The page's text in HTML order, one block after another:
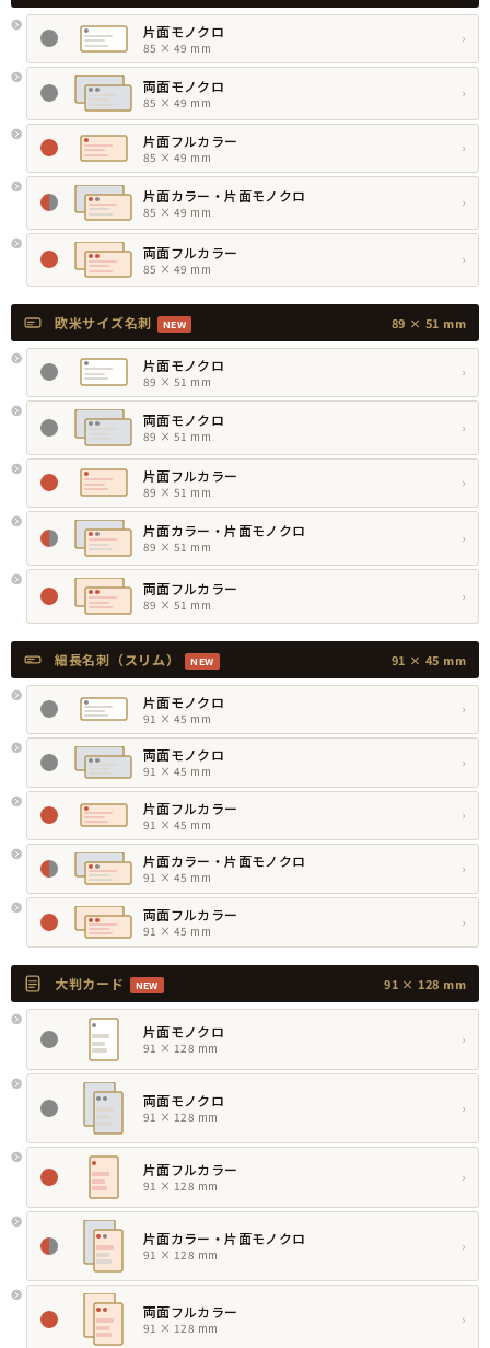
片面モノクロ
85 × 49 mm
›
両面モノクロ
85 × 49 mm
›
片面フルカラー
85 × 49 mm
›
片面カラー・片面モノクロ
85 × 49 mm
›
両面フルカラー
85 × 49 mm
›
欧米サイズ名刺 NEW 89 × 51 mm
片面モノクロ
89 × 51 mm
›
両面モノクロ
89 × 51 mm
›
片面フルカラー
89 × 51 mm
›
片面カラー・片面モノクロ
89 × 51 mm
›
両面フルカラー
89 × 51 mm
›
細長名刺（スリム） NEW 91 × 45 mm
片面モノクロ
91 × 45 mm
›
両面モノクロ
91 × 45 mm
›
片面フルカラー
91 × 45 mm
›
片面カラー・片面モノクロ
91 × 45 mm
›
両面フルカラー
91 × 45 mm
›
大判カード NEW 91 × 128 mm
片面モノクロ
91 × 128 mm
›
両面モノクロ
91 × 128 mm
›
片面フルカラー
91 × 128 mm
›
片面カラー・片面モノクロ
91 × 128 mm
›
両面フルカラー
91 × 128 mm
›